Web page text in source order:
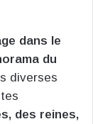
dans le
du
diverses
des reines,